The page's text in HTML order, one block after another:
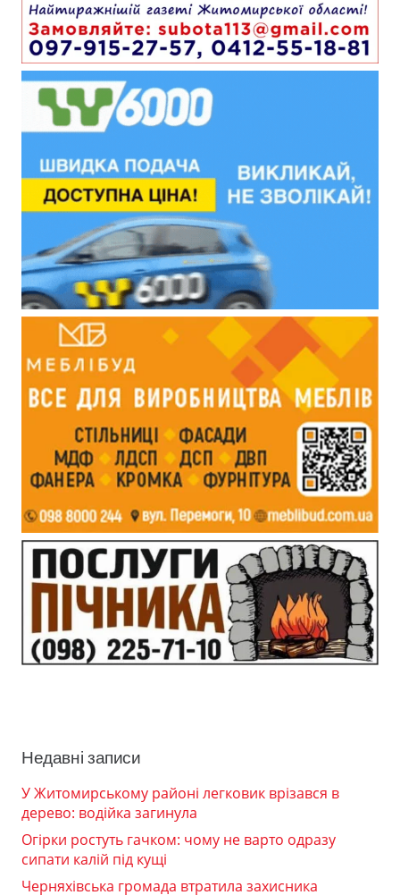
Недавні записи
У Житомирському районі легковик врізався в
дерево: водійка загинула
Огірки ростуть гачком: чому не варто одразу
сипати калій під кущі
Черняхівська громада втратила захисника